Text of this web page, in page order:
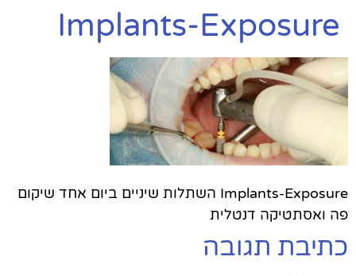
Implants-Exposure
Implants-Exposure השתלות שיניים ביום אחד שיקום
פה ואסתטיקה דנטלית
כתיבת תגובה